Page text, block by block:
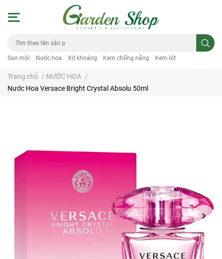
Son môi Nước hoa Xịt khoáng Kem chống nắng Kem lót
Trang chủ / NƯỚC HOA /
Nước Hoa Versace Bright Crystal Absolu 50ml